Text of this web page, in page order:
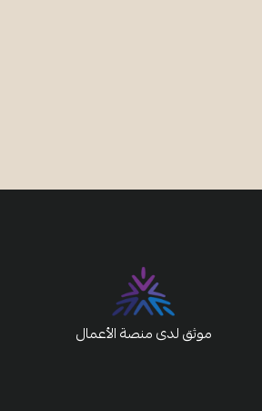
موثق لدى منصة الأعمال